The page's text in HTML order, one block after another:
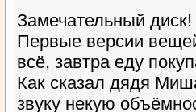
Замечательный диск!
Первые версии
всё, завтра еду
Как сказал дядя
звуку некую